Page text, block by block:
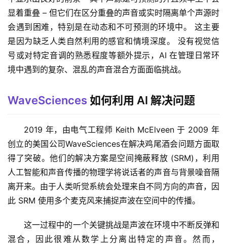
显着重叠 – 但它们在区分重叠的声音或实时隔离单个声源时
会遇到困难，特别是在动态和不可预测的环境中。 这主要
是因为缺乏人类自然利用的感官和情境深度。 没有视觉信
号或对特定音调的熟悉程度等额外提示，AI 在管理日常环
境中遇到的复杂、混乱的声音混合方面面临挑战。
WaveSciences如何利用 AI 解决问题
2019 年，由电气工程师 Keith McElveen 于 2009 年
创立的美国公司WaveSciences在解决鸡尾酒会问题方面取
得了突破。他们的解决方案是空间掩蔽释放 (SRM)，利用
人工智能和声音传播的物理学将说话者的声音与背景噪音隔
离开来。由于人类听觉系统会处理来自不同方向的声音，因
此 SRM 使用多个麦克风来捕捉声波在空间中的传播。
这一过程中的一个关键挑战是声波在环境中不断反弹和
混合，因此很难从数学上分离出特定的声音。然而，